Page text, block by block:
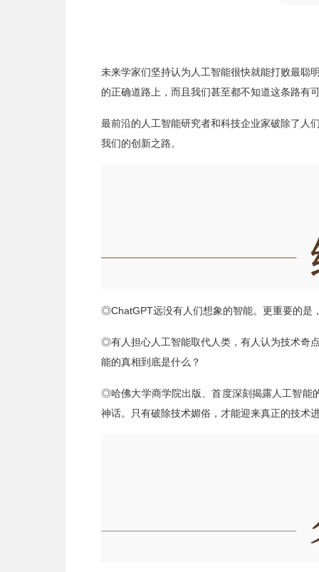
未来学家们坚持认为人工智能很快就能打败最聪
的正确道路上，而且我们甚至都不知道这条路有
最前沿的人工智能研究者和科技企业家破除了人
我们的创新之路。
◎ChatGPT远没有人们想象的智能。更重要的是
◎有人担心人工智能取代人类，有人认为技术奇
能的真相到底是什么？
◎哈佛大学商学院出版、首度深刻揭露人工智能
神话。只有破除技术媚俗，才能迎来真正的技术